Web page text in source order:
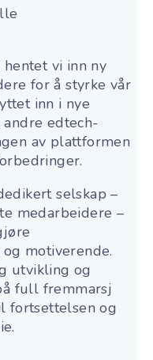
vi inn ny
for å styrke vår
inn i nye
edtech-
av plattformen
selskap –
medarbeidere –
motiverende.
utvikling og
full fremmarsj
fortsettelsen og